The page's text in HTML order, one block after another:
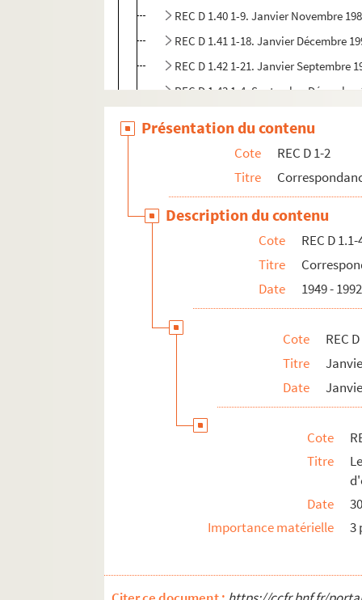
REC D 1.40 1-9. Janvier Novembre
REC D 1.41 1-18. Janvier Décembre
REC D 1.42 1-21. Janvier Septembre
REC D 1.43 1-4. Septembre Décembre
REC D 1.48 1-2. Mai Octobre 1997
REC D 1.49 1-2. Février Septembre
REC D 1.50 1-21. Non datées.
REC D 2.1-6. Autres courriers.
REC J 1-11. Œuvre artistique et carrière.
REC V 1. Affiches.
Présentation du contenu
Cote
REC D 1-2
Titre
Description du contenu
Cote
REC D
Titre
Date
1949 - 1992
Cote
REC
Titre
Date
Cote
Titre
Date
Importance matérielle
3